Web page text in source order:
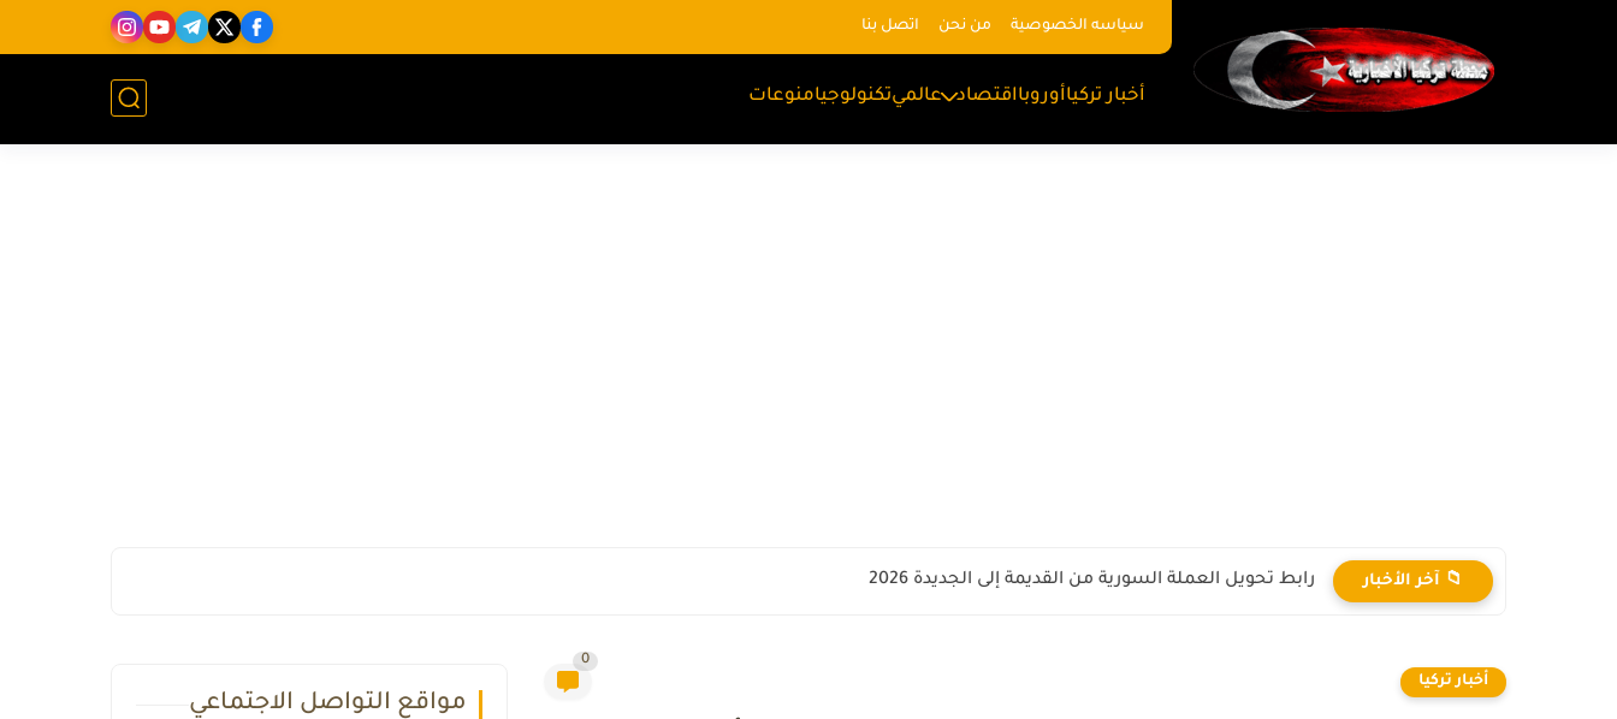
سياسه الخصوصية من نحن اتصل بنا
أخبار تركياأوروبااقتصاد عالميتكنولوجيامنوعات
📁 آخر الأخبار رابط تحويل العملة السورية من القديمة إلى الجديدة 2026
أخبار تركيا
0
مواقع التواصل الاجتماعي